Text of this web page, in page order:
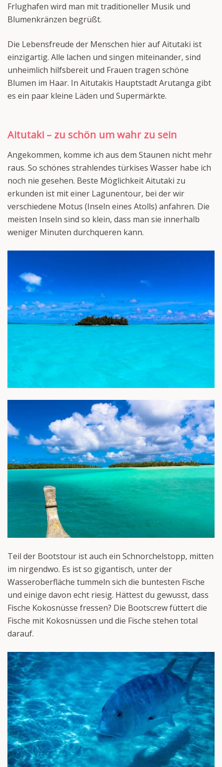
Frlughafen wird man mit traditioneller Musik und
Blumenkränzen begrüßt.
Die Lebensfreude der Menschen hier auf Aitutaki ist
einzigartig. Alle lachen und singen miteinander, sind
unheimlich hilfsbereit und Frauen tragen schöne
Blumen im Haar. In Aitutakis Hauptstadt Arutanga gibt
es ein paar kleine Läden und Supermärkte.
Aitutaki – zu schön um wahr zu sein
Angekommen, komme ich aus dem Staunen nicht mehr
raus. So schönes strahlendes türkises Wasser habe ich
noch nie gesehen. Beste Möglichkeit Aitutaki zu
erkunden ist mit einer Lagunentour, bei der wir
verschiedene Motus (Inseln eines Atolls) anfahren. Die
meisten Inseln sind so klein, dass man sie innerhalb
weniger Minuten durchqueren kann.
Teil der Bootstour ist auch ein Schnorchelstopp, mitten
im nirgendwo. Es ist so gigantisch, unter der
Wasseroberfläche tummeln sich die buntesten Fische
und einige davon echt riesig. Hättest du gewusst, dass
Fische Kokosnüsse fressen? Die Bootscrew füttert die
Fische mit Kokosnüssen und die Fische stehen total
darauf.